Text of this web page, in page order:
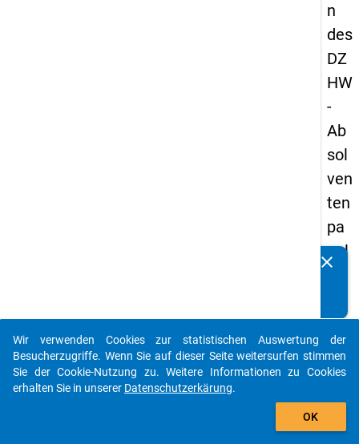
n
des
DZ
HW
-
Ab
sol
ven
ten
pa
nel
09
-
drit
clear
auto_stories
add_shopping_cart
Wir verwenden Cookies zur statistischen Auswertung der
Besucherzugriffe. Wenn Sie auf dieser Seite weitersurfen stimmen
Sie der Cookie-Nutzung zu. Weitere Informationen zu Cookies
erhalten Sie in unserer Datenschutzerkärung.
OK